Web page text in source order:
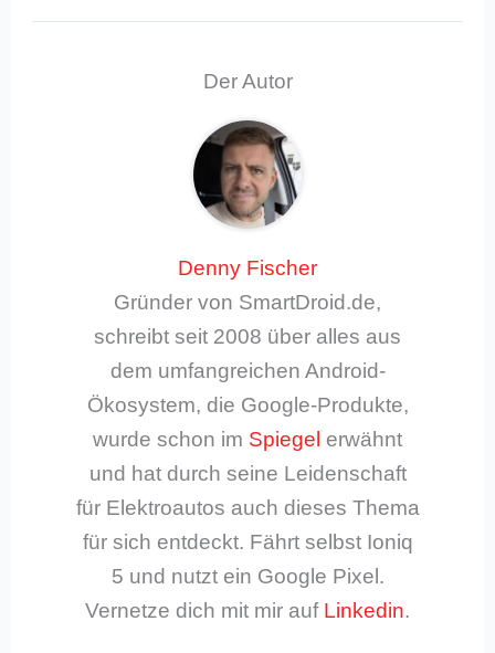
Der Autor
Denny Fischer
Gründer von SmartDroid.de,
schreibt seit 2008 über alles aus
dem umfangreichen Android-
Ökosystem, die Google-Produkte,
wurde schon im Spiegel erwähnt
und hat durch seine Leidenschaft
für Elektroautos auch dieses Thema
für sich entdeckt. Fährt selbst Ioniq
5 und nutzt ein Google Pixel.
Vernetze dich mit mir auf Linkedin.